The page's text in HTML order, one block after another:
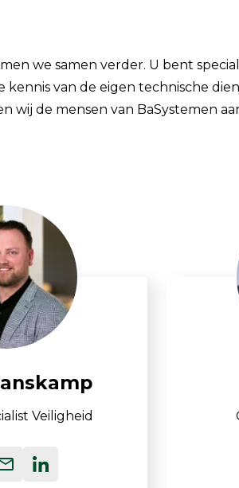
we samen verder. U bent
van de eigen technische
de mensen van BaSystemen
Veiligheid